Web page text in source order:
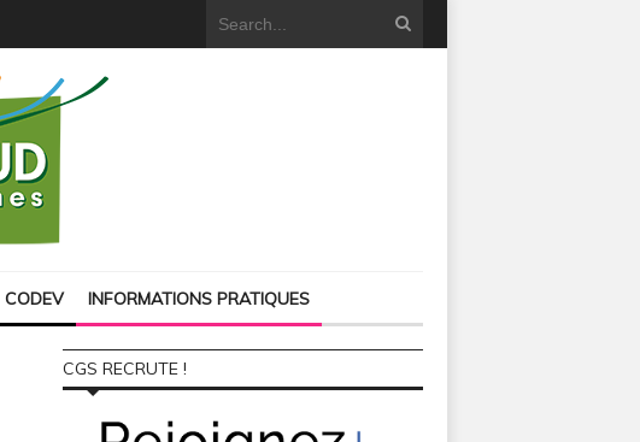
CODEV INFORMATIONS PRATIQUES
CGS RECRUTE !